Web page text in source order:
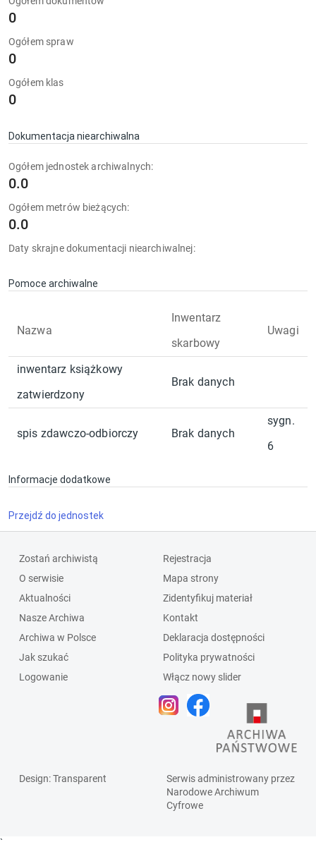
0
Ogółem spraw
0
Ogółem klas
0
Dokumentacja niearchiwalna
Ogółem jednostek archiwalnych:
0.0
Ogółem metrów bieżących:
0.0
Daty skrajne dokumentacji niearchiwalnej:
Pomoce archiwalne
Nazwa
Inwentarz
skarbowy
Uwagi
inwentarz książkowy
zatwierdzony
Brak danych
spis zdawczo-odbiorczy Brak danych
sygn.
6
Informacje dodatkowe
Przejdź do jednostek
Zostań archiwistą
O serwisie
Aktualności
Nasze Archiwa
Archiwa w Polsce
Jak szukać
Logowanie
Rejestracja
Mapa strony
Zidentyfikuj materiał
Kontakt
Deklaracja dostępności
Polityka prywatności
Włącz nowy slider
Design: Transparent
Serwis administrowany przez
Narodowe Archiwum
Cyfrowe